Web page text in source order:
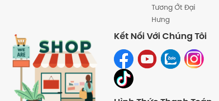
Tương Ớt Đại
Hưng
Kết Nối Với Chúng Tôi